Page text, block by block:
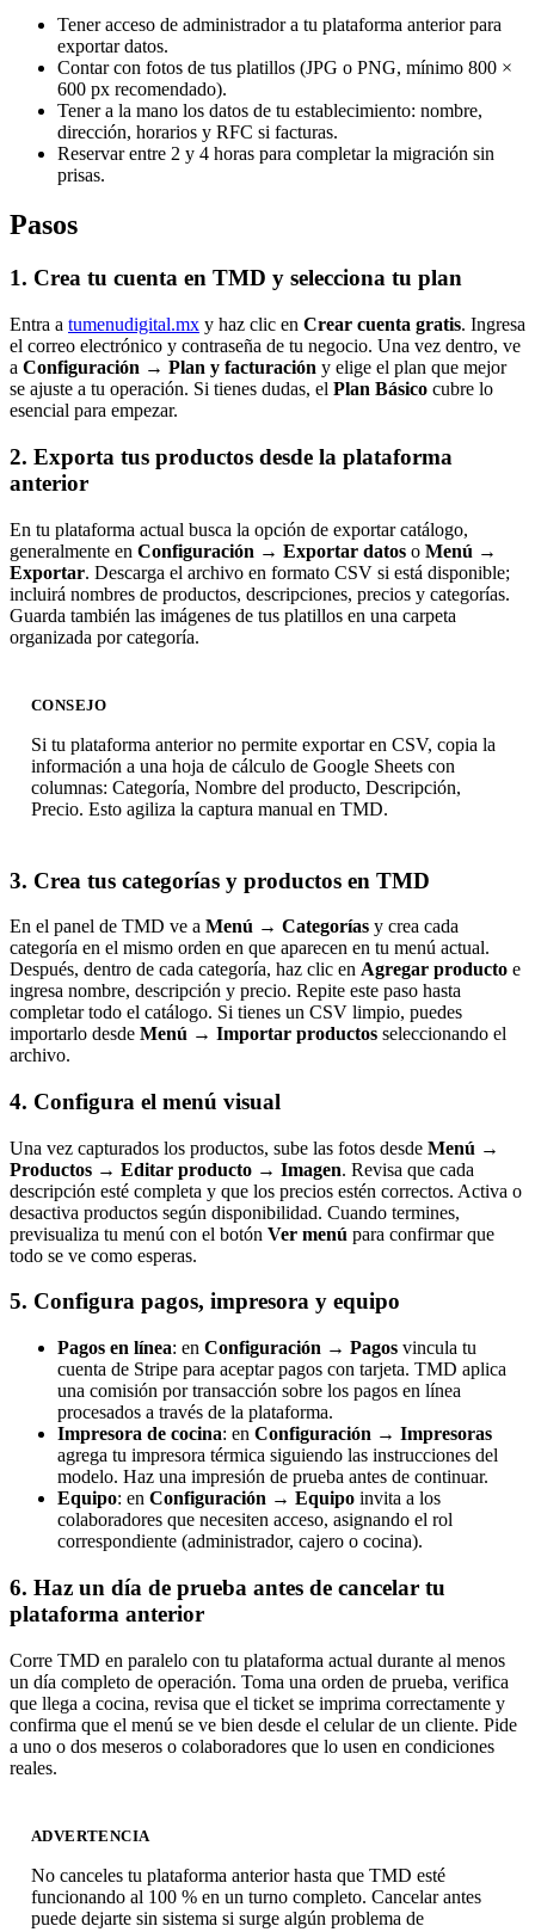
Tener acceso de administrador a tu plataforma anterior para
exportar datos.
Contar con fotos de tus platillos (JPG o PNG, mínimo 800 ×
600 px recomendado).
Tener a la mano los datos de tu establecimiento: nombre,
dirección, horarios y RFC si facturas.
Reservar entre 2 y 4 horas para completar la migración sin
prisas.
Pasos
1. Crea tu cuenta en TMD y selecciona tu plan
Entra a tumenudigital.mx y haz clic en Crear cuenta gratis. Ingresa
el correo electrónico y contraseña de tu negocio. Una vez dentro, ve
a Configuración → Plan y facturación y elige el plan que mejor
se ajuste a tu operación. Si tienes dudas, el Plan Básico cubre lo
esencial para empezar.
2. Exporta tus productos desde la plataforma
anterior
En tu plataforma actual busca la opción de exportar catálogo,
generalmente en Configuración → Exportar datos o Menú →
Exportar. Descarga el archivo en formato CSV si está disponible;
incluirá nombres de productos, descripciones, precios y categorías.
Guarda también las imágenes de tus platillos en una carpeta
organizada por categoría.
CONSEJO
Si tu plataforma anterior no permite exportar en CSV, copia la
información a una hoja de cálculo de Google Sheets con
columnas: Categoría, Nombre del producto, Descripción,
Precio. Esto agiliza la captura manual en TMD.
3. Crea tus categorías y productos en TMD
En el panel de TMD ve a Menú → Categorías y crea cada
categoría en el mismo orden en que aparecen en tu menú actual.
Después, dentro de cada categoría, haz clic en Agregar producto e
ingresa nombre, descripción y precio. Repite este paso hasta
completar todo el catálogo. Si tienes un CSV limpio, puedes
importarlo desde Menú → Importar productos seleccionando el
archivo.
4. Configura el menú visual
Una vez capturados los productos, sube las fotos desde Menú →
Productos → Editar producto → Imagen. Revisa que cada
descripción esté completa y que los precios estén correctos. Activa o
desactiva productos según disponibilidad. Cuando termines,
previsualiza tu menú con el botón Ver menú para confirmar que
todo se ve como esperas.
5. Configura pagos, impresora y equipo
Pagos en línea: en Configuración → Pagos vincula tu
cuenta de Stripe para aceptar pagos con tarjeta. TMD aplica
una comisión por transacción sobre los pagos en línea
procesados a través de la plataforma.
Impresora de cocina: en Configuración → Impresoras
agrega tu impresora térmica siguiendo las instrucciones del
modelo. Haz una impresión de prueba antes de continuar.
Equipo: en Configuración → Equipo invita a los
colaboradores que necesiten acceso, asignando el rol
correspondiente (administrador, cajero o cocina).
6. Haz un día de prueba antes de cancelar tu
plataforma anterior
Corre TMD en paralelo con tu plataforma actual durante al menos
un día completo de operación. Toma una orden de prueba, verifica
que llega a cocina, revisa que el ticket se imprima correctamente y
confirma que el menú se ve bien desde el celular de un cliente. Pide
a uno o dos meseros o colaboradores que lo usen en condiciones
reales.
ADVERTENCIA
No canceles tu plataforma anterior hasta que TMD esté
funcionando al 100 % en un turno completo. Cancelar antes
puede dejarte sin sistema si surge algún problema de